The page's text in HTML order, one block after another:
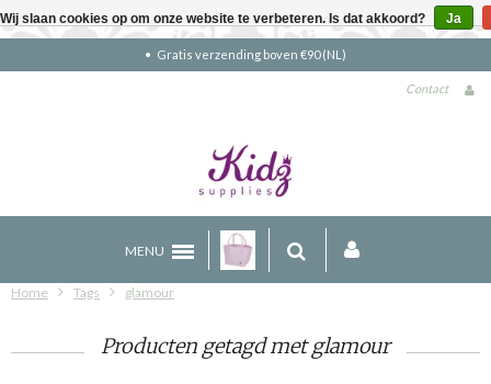
Gratis verzending boven €90 (NL)
Contact
MENU
Home Tags glamour
Producten getagd met glamour
Wij slaan cookies op om onze website te verbeteren. Is dat akkoord? Ja